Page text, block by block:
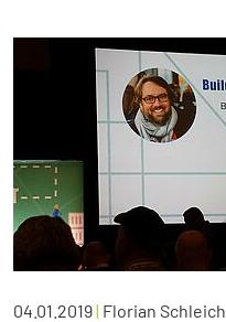
04.01.2019| Florian Schleich